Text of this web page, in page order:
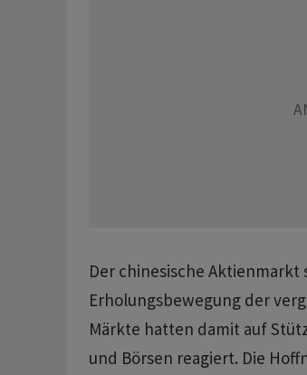
Der chinesische Aktienmarkt
Erholungsbewegung der
Märkte hatten damit auf
und Börsen reagiert. Die